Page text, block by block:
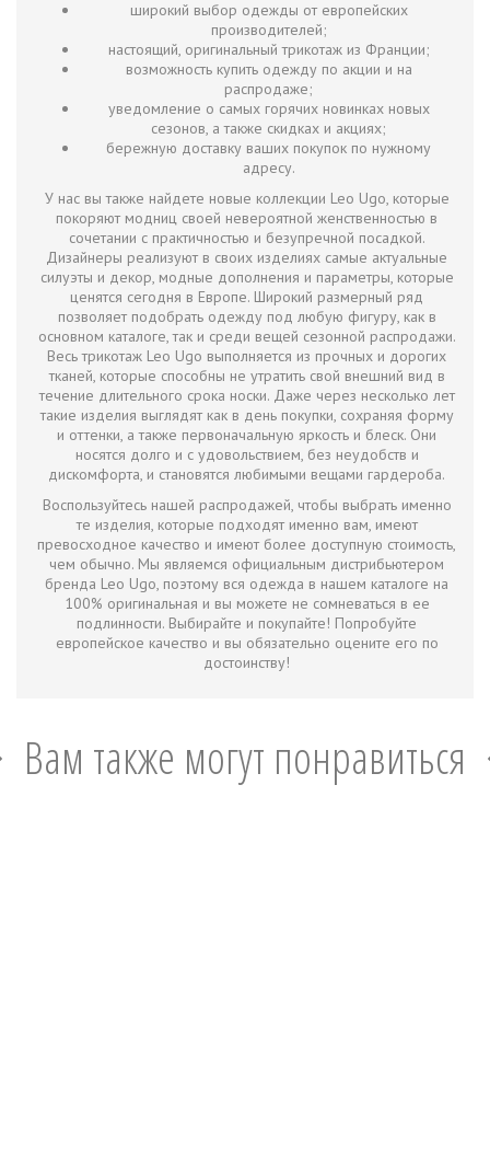
широкий выбор одежды от европейских
производителей;
настоящий, оригинальный трикотаж из Франции;
возможность купить одежду по акции и на
распродаже;
уведомление о самых горячих новинках новых
сезонов, а также скидках и акциях;
бережную доставку ваших покупок по нужному
адресу.
У нас вы также найдете новые коллекции Leo Ugo, которые
покоряют модниц своей невероятной женственностью в
сочетании с практичностью и безупречной посадкой.
Дизайнеры реализуют в своих изделиях самые актуальные
силуэты и декор, модные дополнения и параметры, которые
ценятся сегодня в Европе. Широкий размерный ряд
позволяет подобрать одежду под любую фигуру, как в
основном каталоге, так и среди вещей сезонной распродажи.
Весь трикотаж Leo Ugo выполняется из прочных и дорогих
тканей, которые способны не утратить свой внешний вид в
течение длительного срока носки. Даже через несколько лет
такие изделия выглядят как в день покупки, сохраняя форму
и оттенки, а также первоначальную яркость и блеск. Они
носятся долго и с удовольствием, без неудобств и
дискомфорта, и становятся любимыми вещами гардероба.
Воспользуйтесь нашей распродажей, чтобы выбрать именно
те изделия, которые подходят именно вам, имеют
превосходное качество и имеют более доступную стоимость,
чем обычно. Мы являемся официальным дистрибьютером
бренда Leo Ugo, поэтому вся одежда в нашем каталоге на
100% оригинальная и вы можете не сомневаться в ее
подлинности. Выбирайте и покупайте! Попробуйте
европейское качество и вы обязательно оцените его по
достоинству!
Вам также могут понравиться